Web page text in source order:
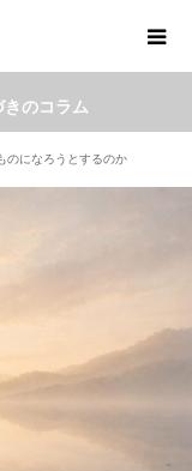
きのコラム
のになろうとするのか